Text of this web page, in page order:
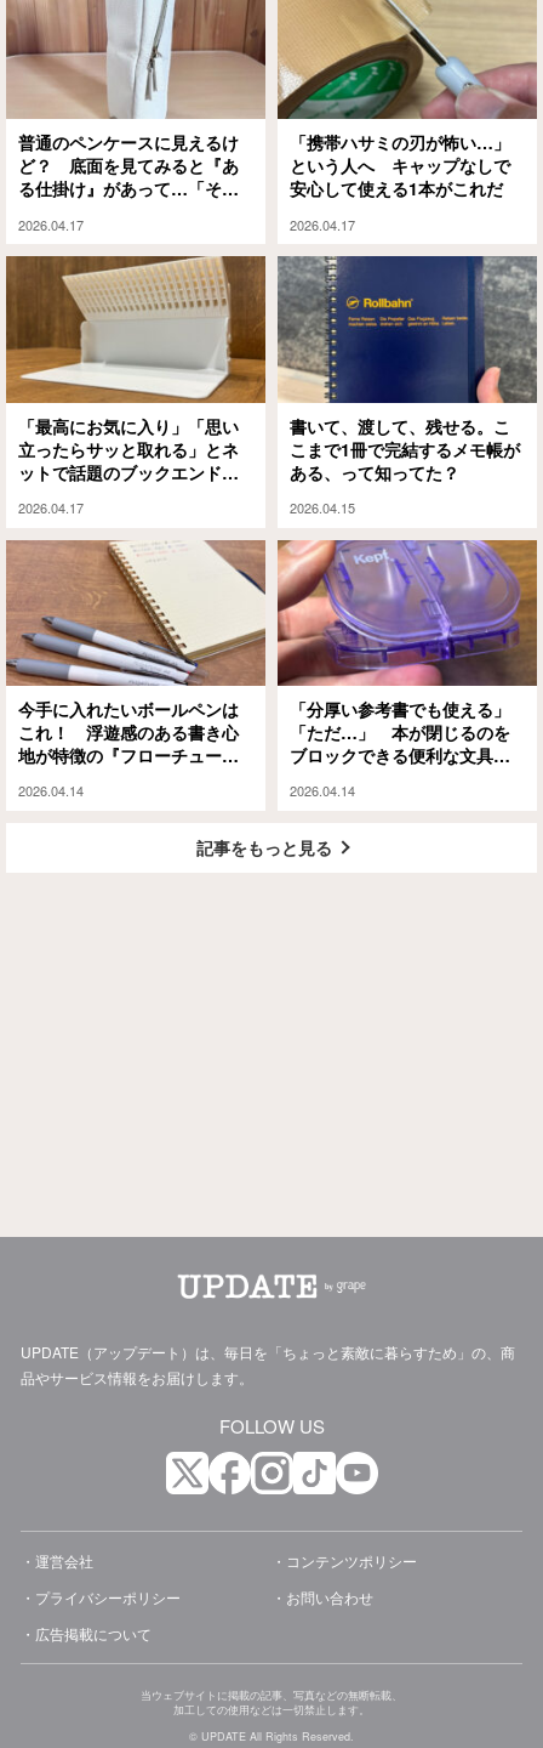
普通のペンケースに見えるけ
ど？ 底面を見てみると『あ
る仕掛け』があって…「その
トレスだった」
2026.04.17
「携帯ハサミの刃が怖い…」
という人へ キャップなしで
安心して使える1本がこれだ
2026.04.17
「最高にお気に入り」「思い
立ったらサッと取れる」とネ
ットで話題のブックエンド、
2026.04.17
書いて、渡して、残せる。こ
こまで1冊で完結するメモ帳が
ある、って知ってた？
2026.04.15
今手に入れたいボールペンは
これ！ 浮遊感のある書き心
地が特徴の『フローチュー
2026.04.14
「分厚い参考書でも使える」
「ただ…」 本が閉じるのを
ブロックできる便利な文具が
2026.04.14
記事をもっと見る
UPDATE（アップデート）は、毎日を「ちょっと素敵に暮らすため」の、商
品やサービス情報をお届けします。
FOLLOW US
運営会社
コンテンツポリシー
プライバシーポリシー
お問い合わせ
広告掲載について
当ウェブサイトに掲載の記事、写真などの無断転載、
加工しての使用などは一切禁止します。
© UPDATE All Rights Reserved.